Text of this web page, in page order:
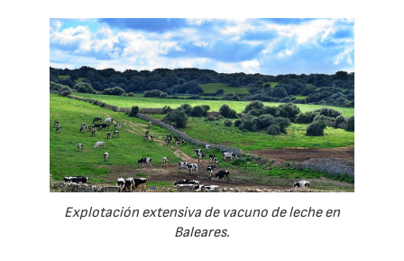
Explotación extensiva de vacuno de leche en
Baleares.